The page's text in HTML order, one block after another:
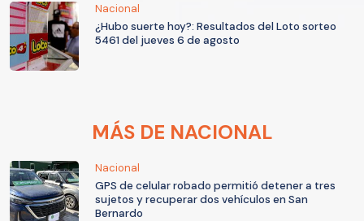
Nacional
¿Hubo suerte hoy?: Resultados del Loto sorteo
5461 del jueves 6 de agosto
MÁS DE NACIONAL
Nacional
GPS de celular robado permitió detener a tres
sujetos y recuperar dos vehículos en San
Bernardo